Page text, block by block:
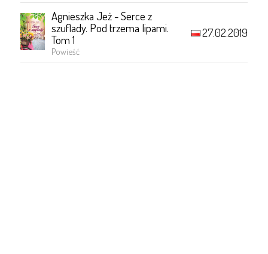
Agnieszka Jeż - Serce z
szuflady. Pod trzema lipami.
Tom 1
Powieść
27.02.2019